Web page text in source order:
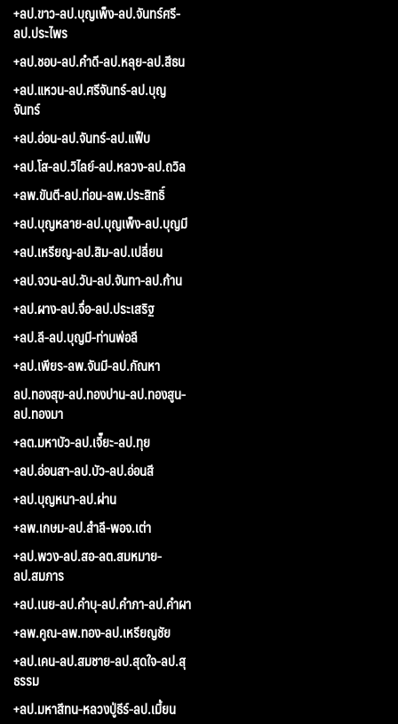
+ลป.ขาว-ลป.บุญเพ็ง-ลป.จันทร์ศรี-
ลป.ประไพร
+ลป.ชอบ-ลป.คำดี-ลป.หลุย-ลป.สีธน
+ลป.แหวน-ลป.ศรีจันทร์-ลป.บุญ
จันทร์
+ลป.อ่อน-ลป.จันทร์-ลป.แฟ็บ
+ลป.โส-ลป.วิไลย์-ลป.หลวง-ลป.ถวิล
+ลพ.ขันตี-ลป.ท่อน-ลพ.ประสิทธิ์
+ลป.บุญหลาย-ลป.บุญเพ็ง-ลป.บุญมี
+ลป.เหรียญ-ลป.สิม-ลป.เปลี่ยน
+ลป.จวน-ลป.วัน-ลป.จันทา-ลป.ก้าน
+ลป.ผาง-ลป.จื่อ-ลป.ประเสริฐ
+ลป.ลี-ลป.บุญมี-ท่านพ่อลี
+ลป.เพียร-ลพ.จันมี-ลป.กัณหา
ลป.ทองสุข-ลป.ทองปาน-ลป.ทองสูน-
ลป.ทองมา
+ลต.มหาบัว-ลป.เจี๊ยะ-ลป.ทุย
+ลป.อ่อนสา-ลป.บัว-ลป.อ่อนสี
+ลป.บุญหนา-ลป.ผ่าน
+ลพ.เกษม-ลป.สำลี-พอจ.เต่า
+ลป.พวง-ลป.สอ-ลต.สมหมาย-
ลป.สมภาร
+ลป.เนย-ลป.คำบุ-ลป.คำภา-ลป.คำผา
+ลพ.คูณ-ลพ.ทอง-ลป.เหรียญชัย
+ลป.เคน-ลป.สมชาย-ลป.สุดใจ-ลป.สุ
ธรรม
+ลป.มหาสีทน-หลวงปู่ธีร์-ลป.เมี้ยน